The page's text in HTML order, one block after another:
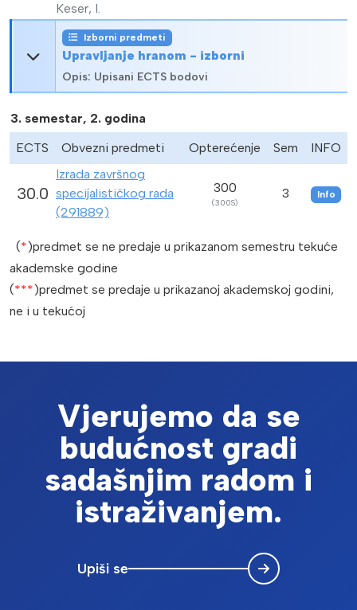
Keser, I.
Izborni predmeti
Upravljanje hranom - izborni
Opis: Upisani ECTS bodovi
3. semestar, 2. godina
ECTS
Obvezni predmeti Opterećenje Sem INFO
30.0
Izrada završnog
specijalističkog rada
(291889)
300
(300S)
3 Info
(*)predmet se ne predaje u prikazanom semestru tekuće
akademske godine
(***)predmet se predaje u prikazanoj akademskoj godini,
ne i u tekućoj
Vjerujemo da se
budućnost gradi
sadašnjim radom i
istraživanjem.
Upiši se